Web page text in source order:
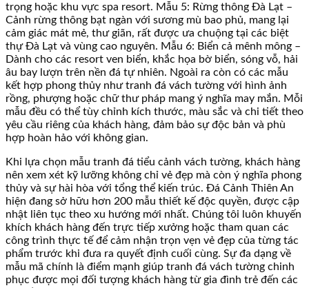
trọng hoặc khu vực spa resort. Mẫu 5: Rừng thông Đà Lạt –
Cảnh rừng thông bạt ngàn với sương mù bao phủ, mang lại
cảm giác mát mẻ, thư giãn, rất được ưa chuộng tại các biệt
thự Đà Lạt và vùng cao nguyên. Mẫu 6: Biển cả mênh mông –
Dành cho các resort ven biển, khắc họa bờ biển, sóng vỗ, hải
âu bay lượn trên nền đá tự nhiên. Ngoài ra còn có các mẫu
kết hợp phong thủy như tranh đá vách tường với hình ảnh
rồng, phượng hoặc chữ thư pháp mang ý nghĩa may mắn. Mỗi
mẫu đều có thể tùy chỉnh kích thước, màu sắc và chi tiết theo
yêu cầu riêng của khách hàng, đảm bảo sự độc bản và phù
hợp hoàn hảo với không gian.
Khi lựa chọn mẫu tranh đá tiểu cảnh vách tường, khách hàng
nên xem xét kỹ lưỡng không chỉ vẻ đẹp mà còn ý nghĩa phong
thủy và sự hài hòa với tổng thể kiến trúc. Đá Cảnh Thiên An
hiện đang sở hữu hơn 200 mẫu thiết kế độc quyền, được cập
nhật liên tục theo xu hướng mới nhất. Chúng tôi luôn khuyến
khích khách hàng đến trực tiếp xưởng hoặc tham quan các
công trình thực tế để cảm nhận trọn vẹn vẻ đẹp của từng tác
phẩm trước khi đưa ra quyết định cuối cùng. Sự đa dạng về
mẫu mã chính là điểm mạnh giúp tranh đá vách tường chinh
phục được mọi đối tượng khách hàng từ gia đình trẻ đến các